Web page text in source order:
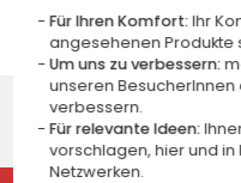
Dienstag
Mittwoch
Für Ihren Komfort:Ihr
angesehenen Produkte
Um uns zu verbessern:
unseren
verbessern.
Für relevante Ideen:
vorschlagen, hier und
Netzwerken.